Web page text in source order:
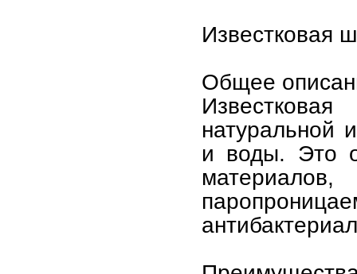
Известковая
Общее
натуральной
и воды. Это